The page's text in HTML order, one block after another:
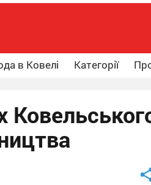
в Ковелі Категорії